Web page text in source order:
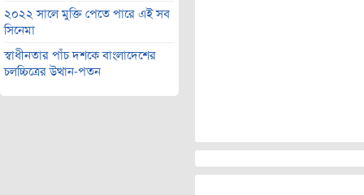
২০২২ সালে মুক্তি পেতে পারে এই সব
সিনেমা
স্বাধীনতার পাঁচ দশকে বাংলাদেশের
চলচ্চিত্রের উত্থান-পতন